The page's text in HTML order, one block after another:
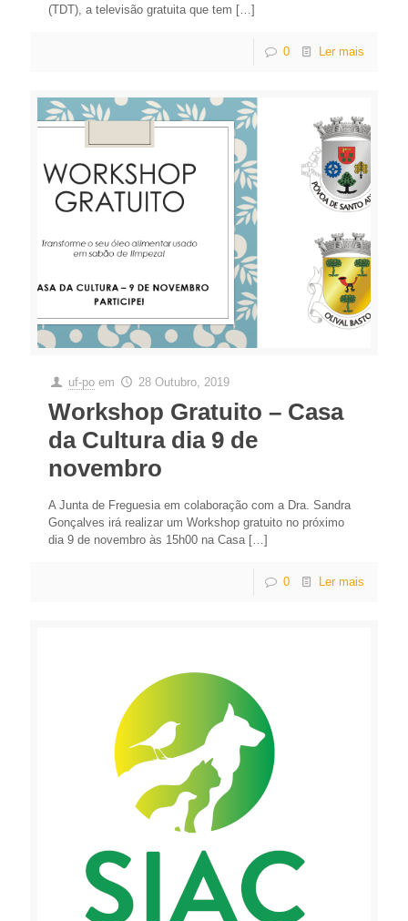
(TDT), a televisão gratuita que tem […]
0 Ler mais
uf-po em 28 Outubro, 2019
Workshop Gratuito – Casa
da Cultura dia 9 de
novembro
A Junta de Freguesia em colaboração com a Dra. Sandra
Gonçalves irá realizar um Workshop gratuito no próximo
dia 9 de novembro às 15h00 na Casa[…]
0 Ler mais